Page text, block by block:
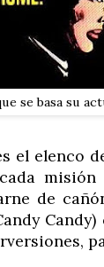
se basa su
el elenco
de